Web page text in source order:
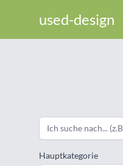
used-design
Hauptkategorie